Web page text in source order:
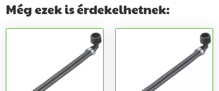
Még ezek is érdekelhetnek: